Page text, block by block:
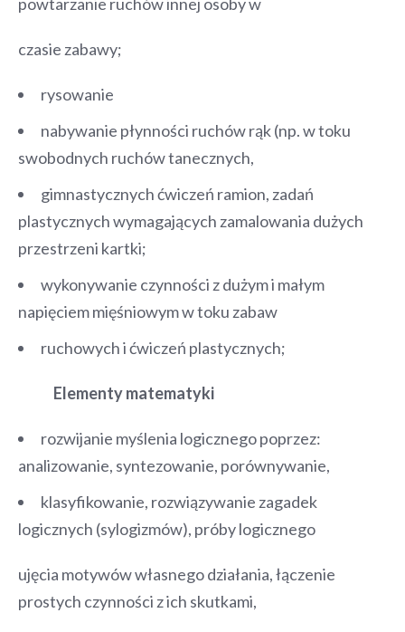
czasie zabawy;
rysowanie
nabywanie płynności ruchów rąk (np. w toku
swobodnych ruchów tanecznych,
gimnastycznych ćwiczeń ramion, zadań
plastycznych wymagających zamalowania dużych
przestrzeni kartki;
wykonywanie czynności z dużym i małym
napięciem mięśniowym w toku zabaw
ruchowych i ćwiczeń plastycznych;
Elementy matematyki
rozwijanie myślenia logicznego poprzez:
analizowanie, syntezowanie, porównywanie,
klasyfikowanie, rozwiązywanie zagadek
logicznych (sylogizmów), próby logicznego
ujęcia motywów własnego działania, łączenie
prostych czynności z ich skutkami,